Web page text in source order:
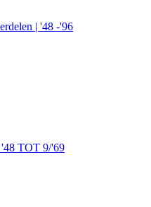
| '48 -'96
TOT 9/'69